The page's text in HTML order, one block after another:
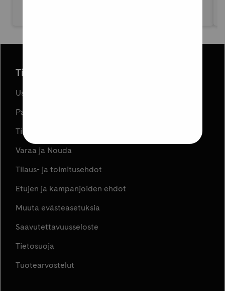
Tilaus ja toimitus
Usein kysyttyä
Palautukset
Tilauksen peruuttaminen
Varaa ja Nouda
Tilaus- ja toimitusehdot
Etujen ja kampanjoiden ehdot
Muuta evästeasetuksia
Saavutettavuusseloste
Tietosuoja
Tuotearvostelut